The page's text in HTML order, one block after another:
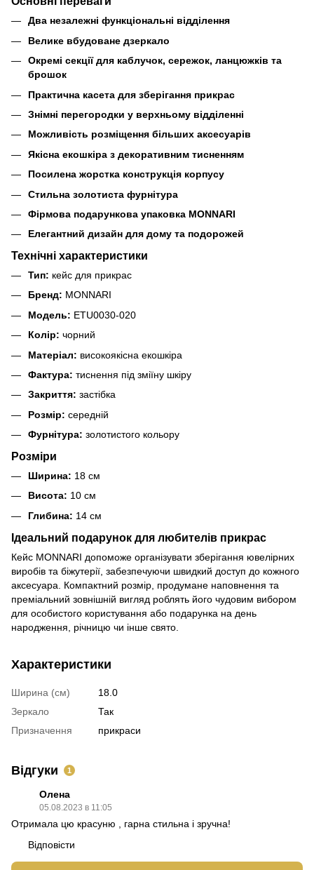
Два незалежні функціональні відділення
Велике вбудоване дзеркало
Окремі секції для каблучок, сережок, ланцюжків та
брошок
Практична касета для зберігання прикрас
Знімні перегородки у верхньому відділенні
Можливість розміщення більших аксесуарів
Якісна екошкіра з декоративним тисненням
Посилена жорстка конструкція корпусу
Стильна золотиста фурнітура
Фірмова подарункова упаковка MONNARI
Елегантний дизайн для дому та подорожей
Технічні характеристики
Тип: кейс для прикрас
Бренд: MONNARI
Модель: ETU0030-020
Колір: чорний
Матеріал: високоякісна екошкіра
Фактура: тиснення під зміїну шкіру
Закриття: застібка
Розмір: середній
Фурнітура: золотистого кольору
Розміри
Ширина: 18 см
Висота: 10 см
Глибина: 14 см
Ідеальний подарунок для любителів прикрас
Кейс MONNARI допоможе організувати зберігання ювелірних
виробів та біжутерії, забезпечуючи швидкий доступ до кожного
аксесуара. Компактний розмір, продумане наповнення та
преміальний зовнішній вигляд роблять його чудовим вибором
для особистого користування або подарунка на день
народження, річницю чи інше свято.
Характеристики
Ширина (см)
18.0
Зеркало
Так
Призначення
прикраси
Відгуки 1
Олена
05.08.2023 в 11:05
Отримала цю красуню , гарна стильна і зручна!
Відповісти